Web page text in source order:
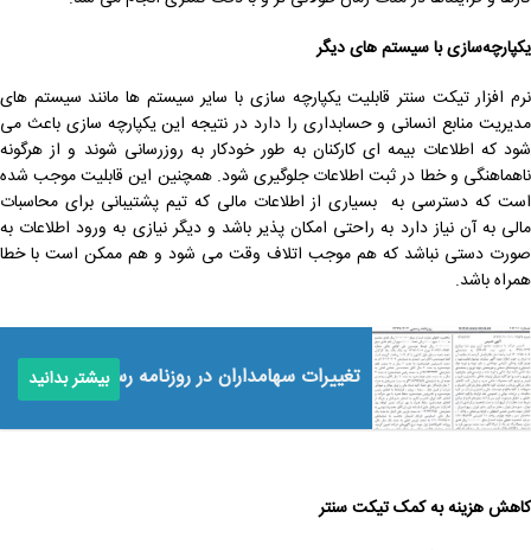
یکپارچه‌سازی با سیستم ‌های دیگر
نرم افزار تیکت سنتر قابلیت یکپارچه سازی با سایر سیستم ها مانند سیستم های
مدیریت منابع انسانی و حسابداری را دارد در نتیجه این یکپارچه ‌سازی باعث می‌
شود که اطلاعات بیمه ‌ای کارکنان به طور خودکار به ‌روزرسانی شوند و از هرگونه
ناهماهنگی و خطا در ثبت اطلاعات جلوگیری شود. همچنین این قابلیت موجب شده
است که دسترسی به بسیاری از اطلاعات مالی که تیم پشتیبانی برای محاسبات
مالی به آن نیاز دارد به راحتی امکان پذیر باشد و دیگر نیازی به ورود اطلاعات به
صورت دستی نباشد که هم موجب اتلاف وقت می شود و هم ممکن است با خطا
همراه باشد.
تغییرات سهامداران در روزنامه رسمیبیشتر بدانید
کاهش هزینه‌ به کمک تیکت سنتر